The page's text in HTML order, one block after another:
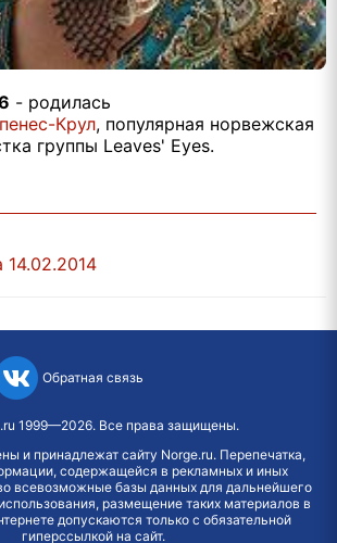
- родилась
Крул, популярная норвежская
группы Leaves' Eyes.
14.02.2014
Обратная связь
1999—2026. Все права защищены.
и принадлежат сайту Norge.ru. Перепечатка,
содержащейся в рекламных и иных
всевозможные базы данных для дальнейшего
размещение таких материалов в
допускаются только с обязательной
гиперссылкой на сайт.